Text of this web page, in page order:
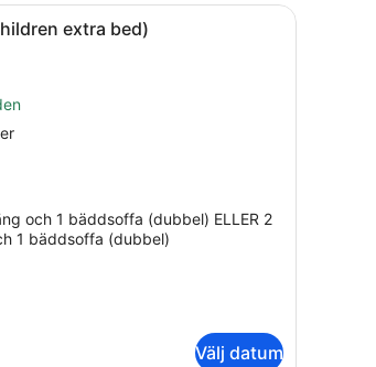
1 sovrum, sängtillbehör av högsta
extra bed)
och 1 bäddsoffa (dubbel) ELLER 2
1 bäddsoffa (dubbel)
Välj datum